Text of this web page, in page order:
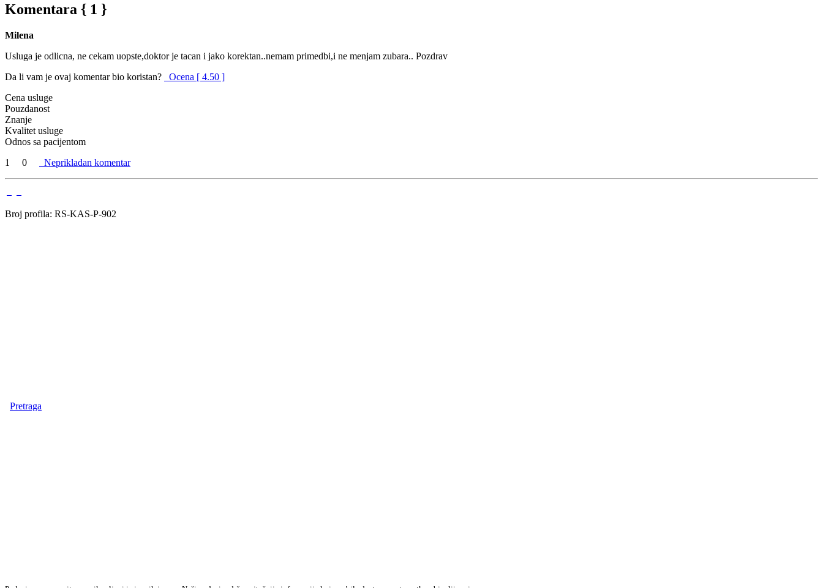
Komentara { 1 }
Milena
Usluga je odlicna, ne cekam uopste,doktor je tacan i jako korektan..nemam primedbi,i ne menjam zubara.. Pozdrav
Da li vam je ovaj komentar bio koristan?
Ocena [ 4.50 ]
Cena usluge
Pouzdanost
Znanje
Kvalitet usluge
Odnos sa pacijentom
1
0 Neprikladan komentar
Broj profila: RS-KAS-P-902
Pretraga